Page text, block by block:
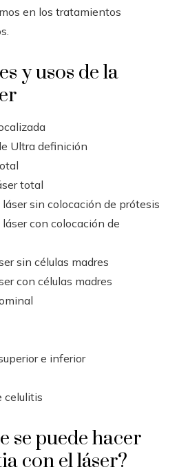
en los tratamientos
y usos de la
Ultra definición
total
sin colocación de prótesis
con colocación de
sin células madres
con células madres
e inferior
celulitis
se puede hacer
con el láser?